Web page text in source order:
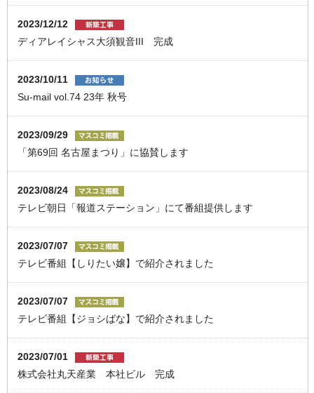
2023/12/12
ディアレイシャス⼤須観⾳III 完成
2023/10/11
Su-mail vol.74 23年 秋号
2023/09/29
「第69回 名古屋まつり」に協賛します
2023/08/24
テレビ朝日「報道ステーション」にて番組提供します
2023/07/07
テレビ番組【しりたい嬢】で紹介されました
2023/07/07
テレビ番組【ジョシばな】で紹介されました
2023/07/01
株式会社丸天産業 本社ビル 完成